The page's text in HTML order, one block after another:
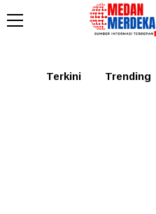
Tabagsel Tapanuli
Terkini Trending